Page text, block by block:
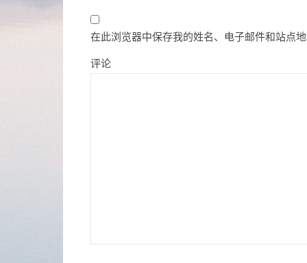
在此浏览器中保存我的姓名、电子邮件和站点
评论